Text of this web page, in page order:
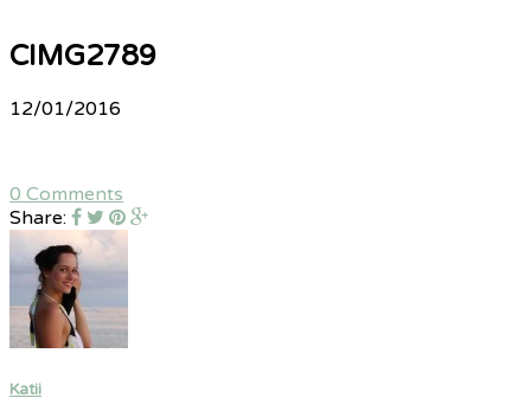
CIMG2789
12/01/2016
0 Comments
Share:
Katii